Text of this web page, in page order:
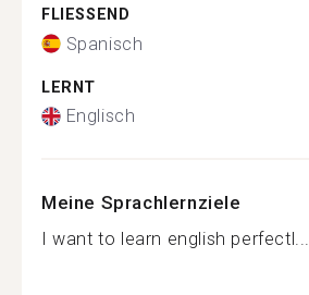
FLIESSEND
Spanisch
LERNT
Englisch
Meine Sprachlernziele
I want to learn english perfectl...